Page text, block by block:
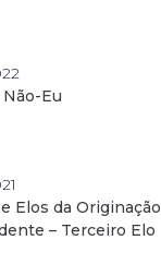
Eu
Elos da Originação
– Terceiro Elo